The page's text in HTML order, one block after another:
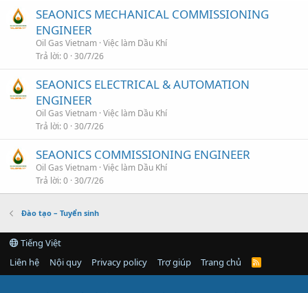
SEAONICS MECHANICAL COMMISSIONING
ENGINEER
Oil Gas Vietnam Việc làm Dầu Khí
Trả lời 0 30/7/26
SEAONICS ELECTRICAL & AUTOMATION
ENGINEER
Oil Gas Vietnam Việc làm Dầu Khí
Trả lời 0 30/7/26
SEAONICS COMMISSIONING ENGINEER
Oil Gas Vietnam Việc làm Dầu Khí
Trả lời 0 30/7/26
Đào tạo – Tuyển sinh
Tiếng Việt
Liên hệ
Nội quy Privacy policy Trợ giúp Trang chủ
R